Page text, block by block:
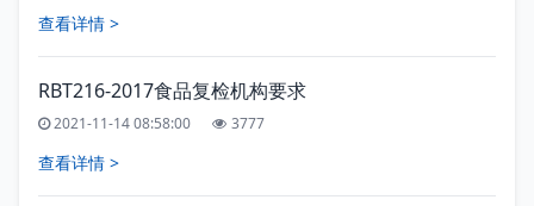
查看详情 >
RBT216-2017食品复检机构要求
2021-11-14 08:58:00 3777
查看详情 >